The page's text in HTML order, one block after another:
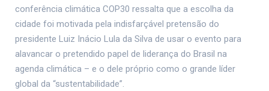
conferência climática COP30 ressalta que a escolha da
cidade foi motivada pela indisfarçável pretensão do
presidente Luiz Inácio Lula da Silva de usar o evento para
alavancar o pretendido papel de liderança do Brasil na
agenda climática – e o dele próprio como o grande líder
global da “sustentabilidade”.